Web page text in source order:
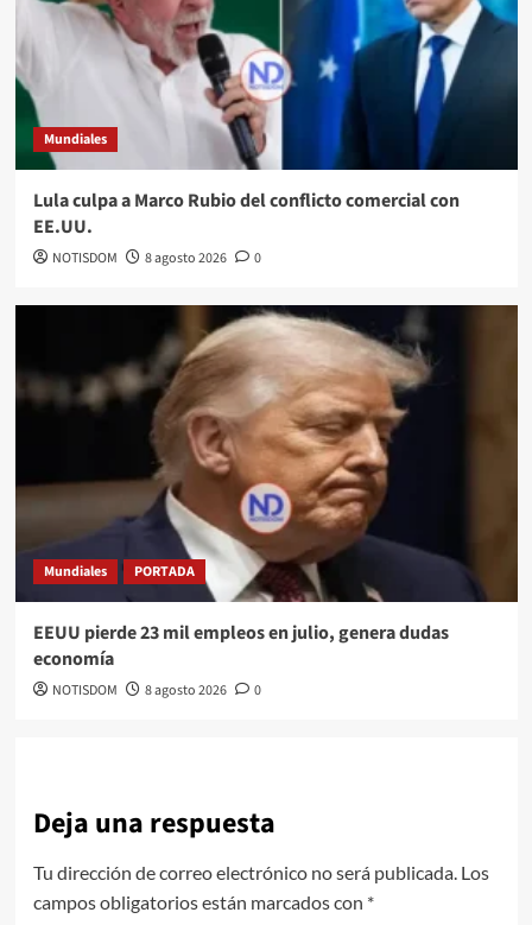
Mundiales
Lula culpa a Marco Rubio del conflicto comercial con
EE.UU.
NOTISDOM 8 agosto 2026 0
Mundiales PORTADA
EEUU pierde 23 mil empleos en julio, genera dudas
economía
NOTISDOM 8 agosto 2026 0
Deja una respuesta
Tu dirección de correo electrónico no será publicada. Los
campos obligatorios están marcados con *